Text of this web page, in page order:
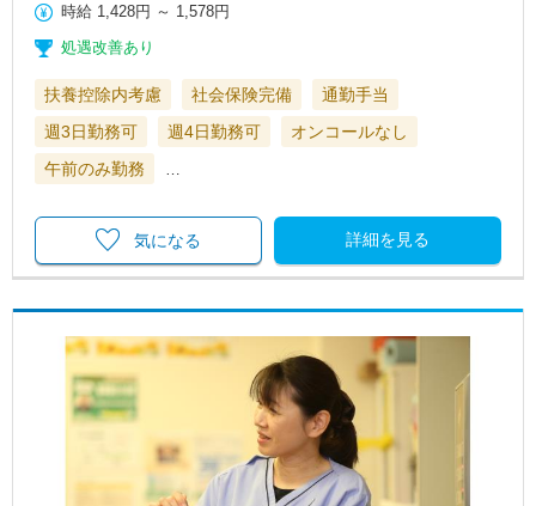
時給 1,428円 ～ 1,578円
処遇改善あり
扶養控除内考慮 社会保険完備
通勤手当
週3日勤務可
週4日勤務可
オンコールなし
午前のみ勤務
詳細を見る
気になる